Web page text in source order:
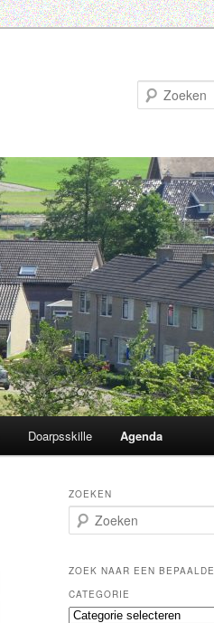
Doarpsskille Agenda
ZOEKEN
o
k
n
ZOEK NAAR EEN BEPAALDE
CATEGORIE
Z